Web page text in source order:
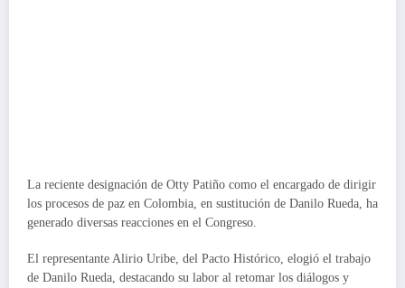
La reciente designación de Otty Patiño como el encargado de dirigir
los procesos de paz en Colombia, en sustitución de Danilo Rueda, ha
generado diversas reacciones en el Congreso.
El representante Alirio Uribe, del Pacto Histórico, elogió el trabajo
de Danilo Rueda, destacando su labor al retomar los diálogos y